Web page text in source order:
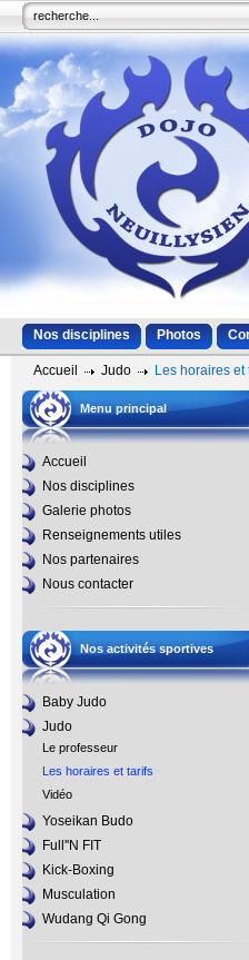
Nos disciplines Photos
Accueil Judo Les horaires et
Menu principal
Accueil
Nos disciplines
Galerie photos
Renseignements utiles
Nos partenaires
Nous contacter
Nos activités sportives
Baby Judo
Judo
Le professeur
Les horaires et tarifs
Vidéo
Yoseikan Budo
Full''N FIT
Kick-Boxing
Musculation
Wudang Qi Gong